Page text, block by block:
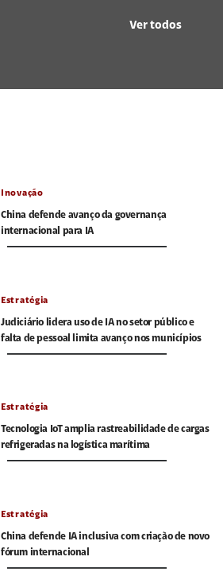
Ver todos
Inovação
China defende avanço da governança
internacional para IA
Estratégia
Judiciário lidera uso de IA no setor público e
falta de pessoal limita avanço nos municípios
Estratégia
Tecnologia IoT amplia rastreabilidade de cargas
refrigeradas na logística marítima
Estratégia
China defende IA inclusiva com criação de novo
fórum internacional